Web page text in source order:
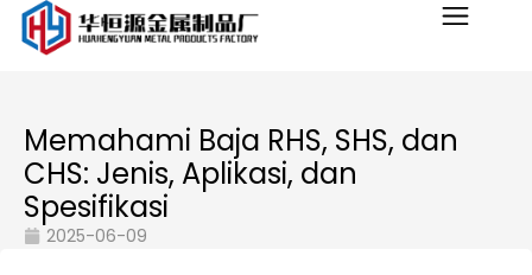
Memahami Baja RHS, SHS, dan
CHS: Jenis, Aplikasi, dan
Spesifikasi
2025-06-09